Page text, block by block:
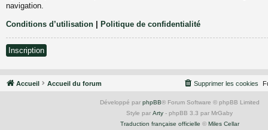
navigation.
Conditions d’utilisation | Politique de confidentialité
Inscription
Accueil Accueil du forum Supprimer les cookies
Développé par phpBB® Forum Software © phpBB Limited
Style par Arty - phpBB 3.3 par MrGaby
Traduction française officielle © Miles Cellar